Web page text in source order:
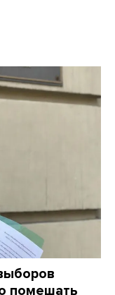
помешать